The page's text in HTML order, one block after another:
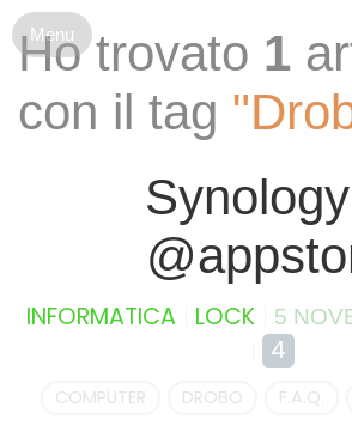
Ho trovato 1
con il tag
INFORMATICA LOCK 5
4
COMPUTER DROBO F.A.Q.